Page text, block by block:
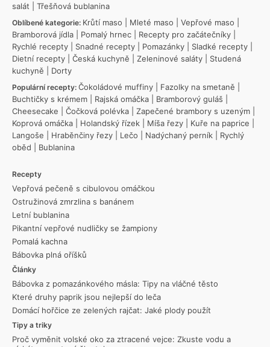
salát
Třešňová bublanina
Oblíbené kategorie: Krůtí maso Mleté maso Vepřové maso
Bramborová jídla
Pomalý hrnec Recepty pro začátečníky
Rychlé recepty
Snadné recepty Pomazánky Sladké recepty
Dietní recepty
Česká kuchyně Zeleninové saláty
Studená
kuchyně
Dorty
Populární recepty: Čokoládové muffiny Fazolky na smetaně
Buchtičky s krémem
Rajská omáčka Bramborový guláš
Cheesecake
Čočková polévka Zapečené brambory s uzeným
Koprová omáčka
Holandský řízek Míša řezy Kuře na paprice
Langoše
Hraběnčiny řezy Lečo Nadýchaný perník
Rychlý
oběd
Bublanina
Recepty
Vepřová pečeně s cibulovou omáčkou
Ostružinová zmrzlina s banánem
Letní bublanina
Pikantní vepřové nudličky se žampiony
Pomalá kachna
Bábovka plná oříšků
Články
Bábovka z pomazánkového másla: Tipy na vláčné těsto
Které druhy paprik jsou nejlepší do leča
Domácí hořčice ze zelených rajčat: Jaké plody použít
Tipy a triky
Proč vyměnit volské oko za ztracené vejce: Zkuste vodu a